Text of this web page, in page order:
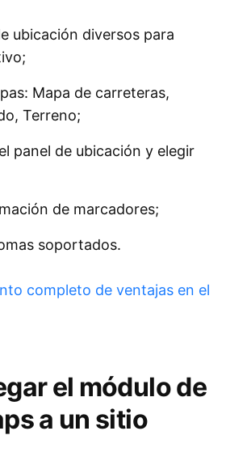
ubicación diversos para
Mapa de carreteras,
Terreno;
panel de ubicación y elegir
de marcadores;
soportados.
completo de ventajas en el
el módulo de
a un sitio